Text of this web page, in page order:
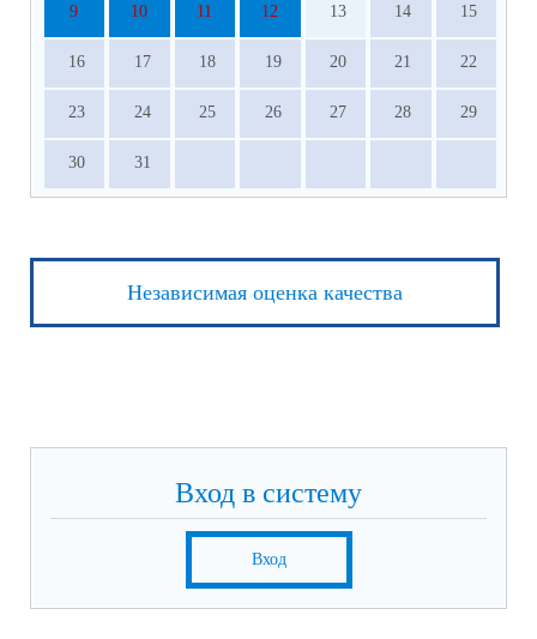
9 10 11 12 13 14 15
16 17 18 19 20 21 22
23 24 25 26 27 28 29
30 31
Независимая оценка качества
Вход в систему
Вход